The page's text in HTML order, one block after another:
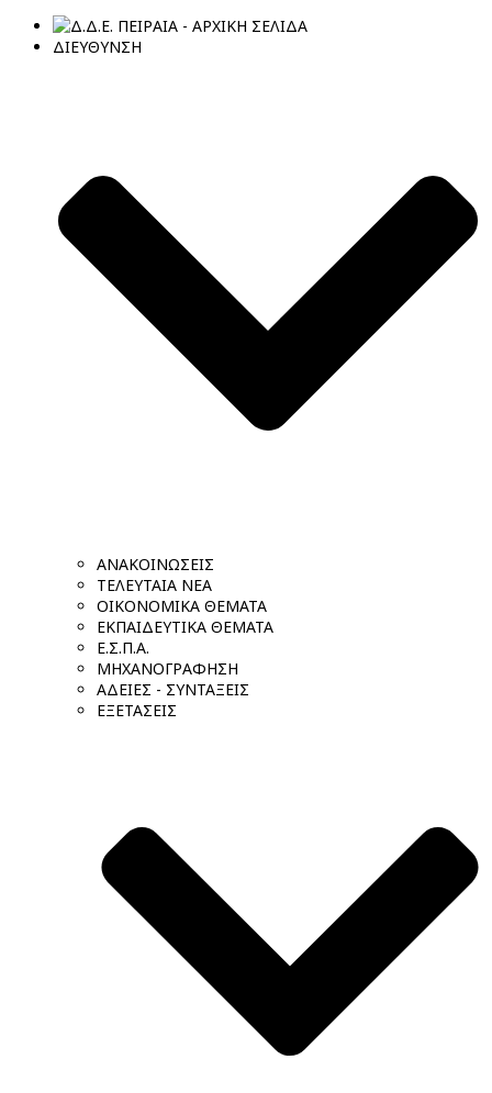
ΔΙΕΥΘΥΝΣΗ
ΑΝΑΚΟΙΝΩΣΕΙΣ
ΤΕΛΕΥΤΑΙΑ ΝΕΑ
ΟΙΚΟΝΟΜΙΚΑ ΘΕΜΑΤΑ
ΕΚΠΑΙΔΕΥΤΙΚΑ ΘΕΜΑΤΑ
Ε.Σ.Π.Α.
ΜΗΧΑΝΟΓΡΑΦΗΣΗ
ΑΔΕΙΕΣ - ΣΥΝΤΑΞΕΙΣ
ΕΞΕΤΑΣΕΙΣ